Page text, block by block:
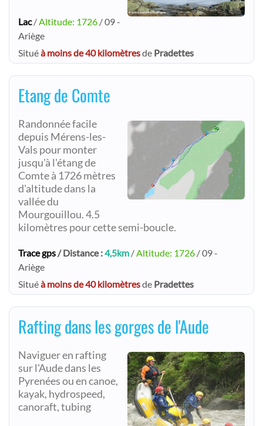
Lac/Altitude: 1726 / 09 -
Ariège
Situéà moins de 40 kilomètresde Pradettes
Etang de Comte
Randonnée facile
depuis Mérens-les-
Vals pour monter
jusqu'à l'étang de
Comte à 1726 mètres
d'altitude dans la
vallée du
Mourgouillou. 4.5
kilomètres pour cette semi-boucle.
Trace gps/ Distance :4,5km /Altitude: 1726 / 09 -
Ariège
Situéà moins de 40 kilomètresde Pradettes
Rafting dans les gorges de l'Aude
Naviguer en rafting
sur l'Aude dans les
Pyrenées ou en canoe,
kayak, hydrospeed,
canoraft, tubing